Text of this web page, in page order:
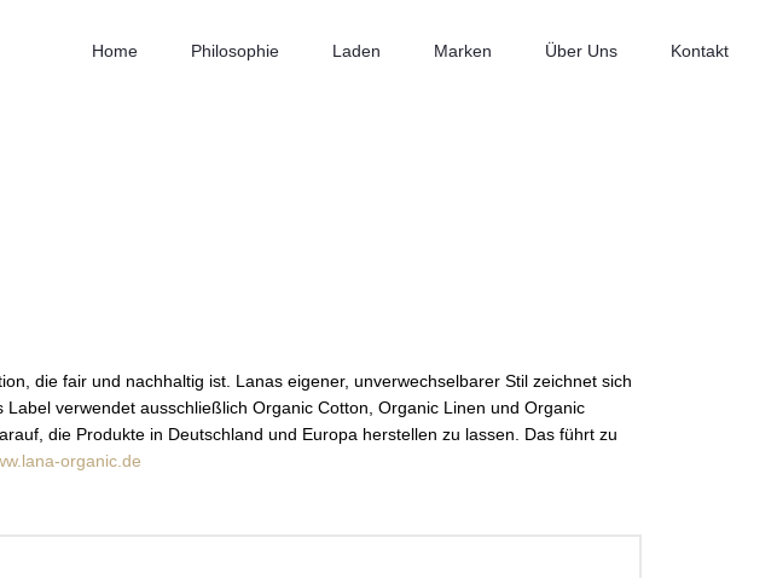
Home Philosophie Laden Marken Über Uns Kontakt
die fair und nachhaltig ist. Lanas eigener, unverwechselbarer Stil zeichnet sich
verwendet ausschließlich Organic Cotton, Organic Linen und Organic
die Produkte in Deutschland und Europa herstellen zu lassen. Das führt zu
organic.de